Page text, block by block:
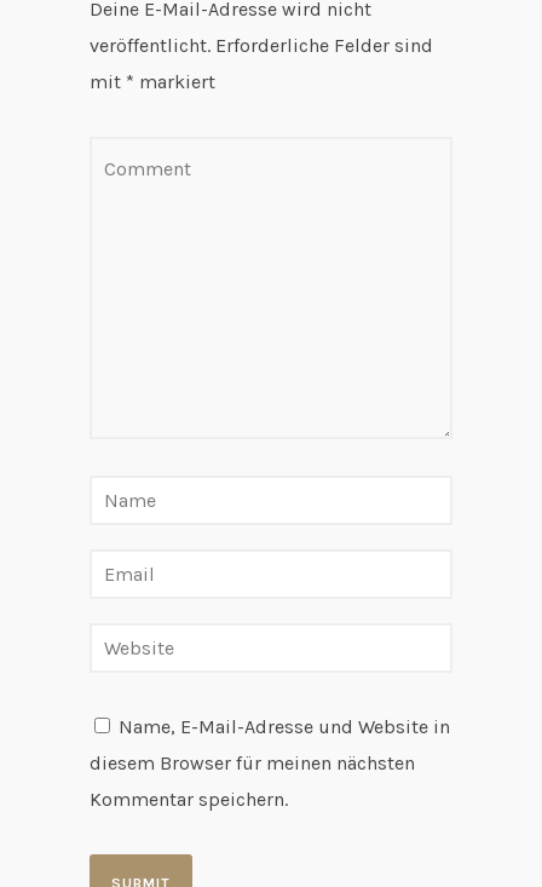
Deine E-Mail-Adresse wird nicht
veröffentlicht. Erforderliche Felder sind
mit * markiert
Name, E-Mail-Adresse und Website in
diesem Browser für meinen nächsten
Kommentar speichern.